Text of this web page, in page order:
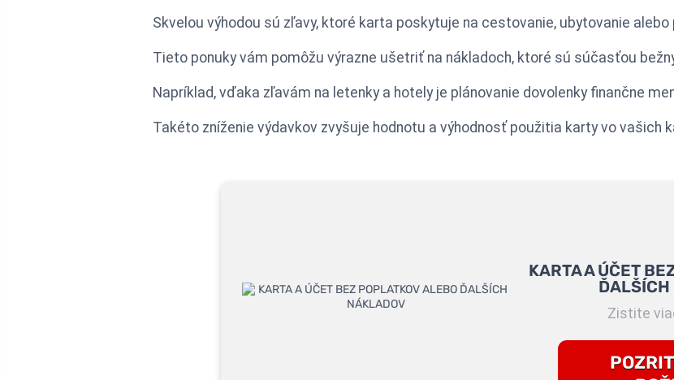
Skvelou výhodou sú zľavy, ktoré karta poskytuje na cestovanie, ubytovanie alebo
Tieto ponuky vám pomôžu výrazne ušetriť na nákladoch, ktoré sú súčasťou
Napríklad, vďaka zľavám na letenky a hotely je plánovanie dovolenky finančne
Takéto zníženie výdavkov zvyšuje hodnotu a výhodnosť použitia karty vo vašich
KARTA A ÚČET
ĎALŠÍCH
Zistite